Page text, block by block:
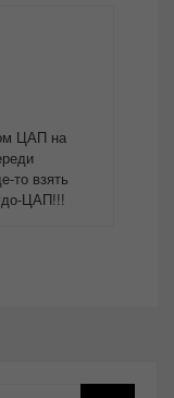
ЦАП на
то взять
ЦАП!!!